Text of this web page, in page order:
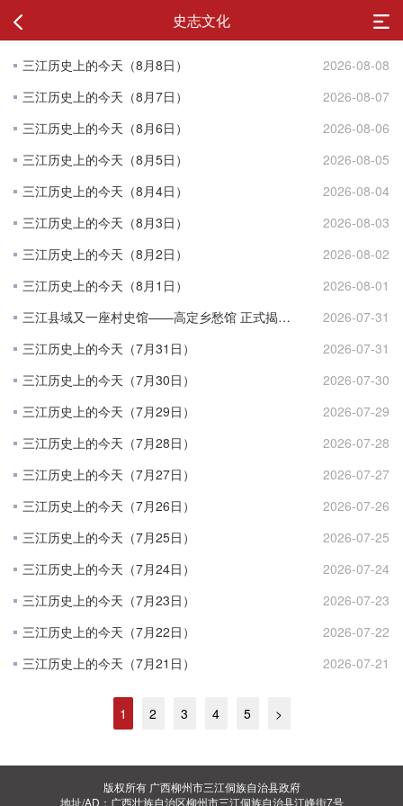
史志文化
三江历史上的今天（8月8日）
2026-08-08
三江历史上的今天（8月7日）
2026-08-07
三江历史上的今天（8月6日）
2026-08-06
三江历史上的今天（8月5日）
2026-08-05
三江历史上的今天（8月4日）
2026-08-04
三江历史上的今天（8月3日）
2026-08-03
三江历史上的今天（8月2日）
2026-08-02
三江历史上的今天（8月1日）
2026-08-01
三江县域又一座村史馆——高定乡愁馆 正式揭牌开馆
2026-07-31
三江历史上的今天（7月31日）
2026-07-31
三江历史上的今天（7月30日）
2026-07-30
三江历史上的今天（7月29日）
2026-07-29
三江历史上的今天（7月28日）
2026-07-28
三江历史上的今天（7月27日）
2026-07-27
三江历史上的今天（7月26日）
2026-07-26
三江历史上的今天（7月25日）
2026-07-25
三江历史上的今天（7月24日）
2026-07-24
三江历史上的今天（7月23日）
2026-07-23
三江历史上的今天（7月22日）
2026-07-22
三江历史上的今天（7月21日）
2026-07-21
1 2 3 4 5 >
版权所有 广西柳州市三江侗族自治县政府
地址/AD：广西壮族自治区柳州市三江侗族自治县江峰街7号